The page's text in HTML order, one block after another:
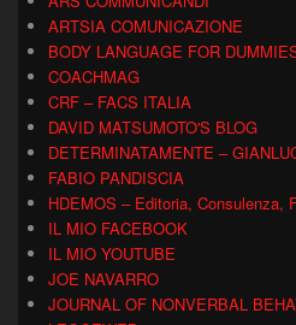
ARTSIA COMUNICAZIONE
BODY LANGUAGE FOR
COACHMAG
CRF – FACS ITALIA
DAVID MATSUMOTO'S BLOG
DETERMINATAMENTE –
FABIO PANDISCIA
HDEMOS – Editoria, Consulenza,
IL MIO FACEBOOK
IL MIO YOUTUBE
JOE NAVARRO
JOURNAL OF NONVERBAL